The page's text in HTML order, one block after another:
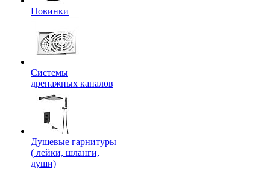
Новинки
Системы
дренажных каналов
Душевые гарнитуры
( лейки, шланги,
души)